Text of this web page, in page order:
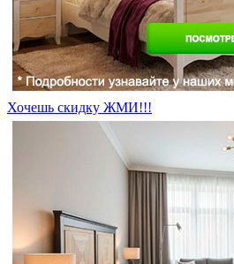
Хочешь скидку ЖМИ!!!